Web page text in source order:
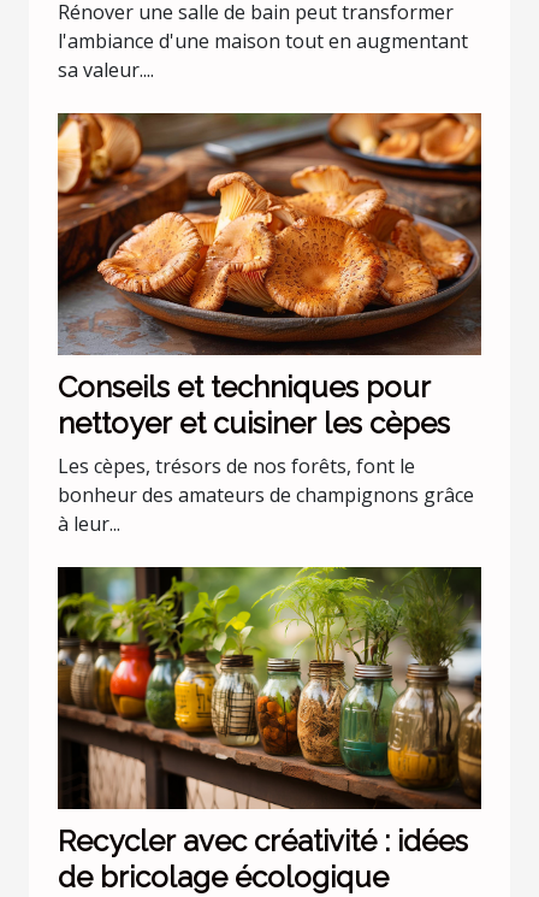
Rénover une salle de bain peut transformer
l'ambiance d'une maison tout en augmentant
sa valeur....
Conseils et techniques pour
nettoyer et cuisiner les cèpes
Les cèpes, trésors de nos forêts, font le
bonheur des amateurs de champignons grâce
à leur...
Recycler avec créativité : idées
de bricolage écologique